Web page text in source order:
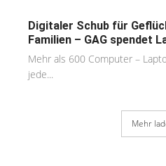
Digitaler Schub für
Familien – GAG spendet
Mehr als 600 Computer –
jede...
Mehr